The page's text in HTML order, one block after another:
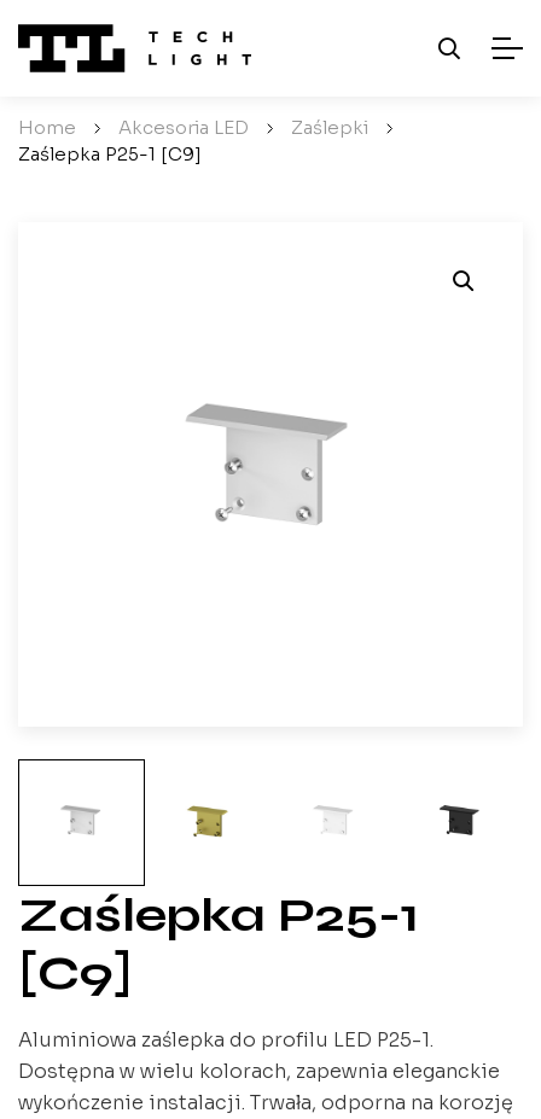
Home / Akcesoria LED / Zaślepki
/
Zaślepka P25-1 [C9]
Zaślepka P25-1
[C9]
Aluminiowa zaślepka do profilu LED P25-1.
Dostępna w wielu kolorach, zapewnia eleganckie
wykończenie instalacji. Trwała, odporna na korozję